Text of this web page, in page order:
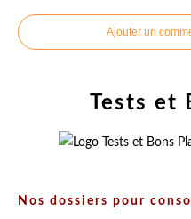
Ajouter un
Tests et
Nos dossiers pour